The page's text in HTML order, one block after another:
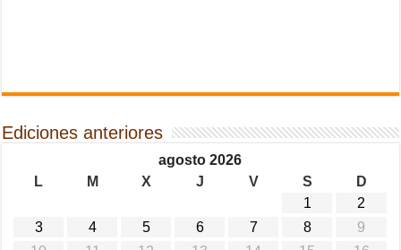
Ediciones anteriores
agosto 2026
L
M X J V S
D
1
2
3
4 5 6 7 8
9